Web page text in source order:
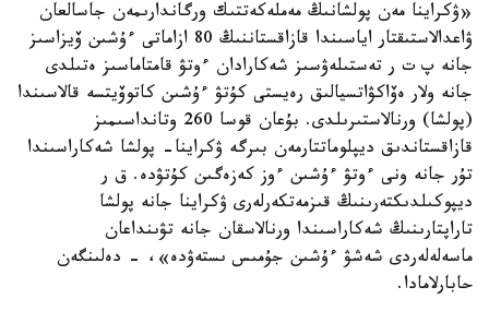
«ۋكراينا مەن پولشانىڭ مەملەكەتتىك ورگاندارىمەن جاسالعان
ۋاعدالاستىقتار اياسىندا قازاقستاننىڭ 80 ازاماتى ءۇشىن ۆيزاسىز
جانە پ ت ر تەستىلەۋسىز شەكارادان ءوتۋ قامتاماسىز ەتىلدى
جانە ولار ەۆاكۋاتسيالىق رەيستى كۇتۋ ءۇشىن كاتوۆيتسە قالاسىندا
(پولشا) ورنالاستىرىلدى. بۇعان قوسا 260 وتانداسىمىز
قازاقستاندىق ديپلوماتتارمەن بىرگە ۋكراينا- پولشا شەكاراسىندا
تۇر جانە ونى ءوتۋ ءۇشىن ءوز كەزەگىن كۇتۋدە. ق ر
ديپوكىلدىكتەرىنىڭ قىزمەتكەرلەرى ۋكراينا جانە پولشا
تاراپتارىنىڭ شەكاراسىندا ورنالاسقان جانە تۋىنداعان
ماسەلەلەردى شەشۋ ءۇشىن جۇمىس ىستەۋدە»، - دەلىنگەن
حابارلامادا.